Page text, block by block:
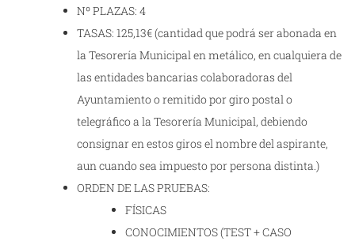
Nº PLAZAS: 4
TASAS: 125,13€ (cantidad que podrá ser abonada en
la Tesorería Municipal en metálico, en cualquiera de
las entidades bancarias colaboradoras del
Ayuntamiento o remitido por giro postal o
telegráfico a la Tesorería Municipal, debiendo
consignar en estos giros el nombre del aspirante,
aun cuando sea impuesto por persona distinta.)
ORDEN DE LAS PRUEBAS:
FÍSICAS
CONOCIMIENTOS (TEST + CASO